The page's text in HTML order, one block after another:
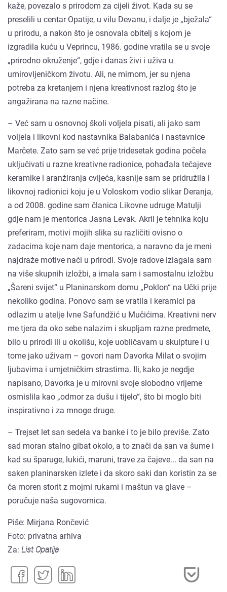
kaže, povezalo s prirodom za cijeli život. Kada su se
preselili u centar Opatije, u vilu Devanu, i dalje je „bježala“
u prirodu, a nakon što je osnovala obitelj s kojom je
izgradila kuću u Veprincu, 1986. godine vratila se u svoje
„prirodno okruženje“, gdje i danas živi i uživa u
umirovljeničkom životu. Ali, ne mirnom, jer su njena
potreba za kretanjem i njena kreativnost razlog što je
angažirana na razne načine.
– Već sam u osnovnoj školi voljela pisati, ali jako sam
voljela i likovni kod nastavnika Balabanića i nastavnice
Marčete. Zato sam se već prije tridesetak godina počela
uključivati u razne kreativne radionice, pohađala tečajeve
keramike i aranžiranja cvijeća, kasnije sam se pridružila i
likovnoj radionici koju je u Voloskom vodio slikar Deranja,
a od 2008. godine sam članica Likovne udruge Matulji
gdje nam je mentorica Jasna Levak. Akril je tehnika koju
preferiram, motivi mojih slika su različiti ovisno o
zadacima koje nam daje mentorica, a naravno da je meni
najdraže motive naći u prirodi. Svoje radove izlagala sam
na više skupnih izložbi, a imala sam i samostalnu izložbu
„Šareni svijet“ u Planinarskom domu „Poklon“ na Učki prije
nekoliko godina. Ponovo sam se vratila i keramici pa
odlazim u atelje Ivne Safundžić u Mučićima. Kreativni nerv
me tjera da oko sebe nalazim i skupljam razne predmete,
bilo u prirodi ili u okolišu, koje uobličavam u skulpture i u
tome jako uživam – govori nam Davorka Milat o svojim
ljubavima i umjetničkim strastima. Ili, kako je negdje
napisano, Davorka je u mirovni svoje slobodno vrijeme
osmislila kao „odmor za dušu i tijelo“, što bi moglo biti
inspirativno i za mnoge druge.
– Trejset let san sedela va banke i to je bilo previše. Zato
sad moran stalno gibat okolo, a to znači da san va šume i
kad su šparuge, lukići, maruni, trave za čajeve... da san na
saken planinarsken izlete i da skoro saki dan koristin za se
ča moren storit z mojmi rukami i maštun va glave –
poručuje naša sugovornica.
Piše: Mirjana Rončević
Foto: privatna arhiva
Za: List Opatija